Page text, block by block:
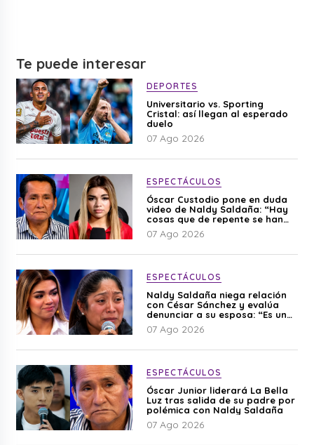
Te puede interesar
DEPORTES
Universitario vs. Sporting
Cristal: así llegan al esperado
duelo
07 Ago 2026
ESPECTÁCULOS
Óscar Custodio pone en duda
video de Naldy Saldaña: “Hay
cosas que de repente se han
editado”
07 Ago 2026
ESPECTÁCULOS
Naldy Saldaña niega relación
con César Sánchez y evalúa
denunciar a su esposa: “Es una
difamación”
07 Ago 2026
ESPECTÁCULOS
Óscar Junior liderará La Bella
Luz tras salida de su padre por
polémica con Naldy Saldaña
07 Ago 2026